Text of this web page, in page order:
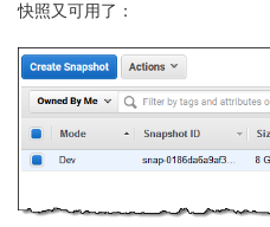
快照又可用了：